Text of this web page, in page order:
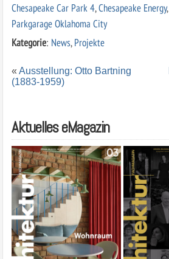
Chesapeake Car Park 4,Chesapeake Energy,
Parkgarage Oklahoma City
Kategorie: News,Projekte
« Ausstellung: Otto Bartning
(1883-1959)
Aktuelles eMagazin